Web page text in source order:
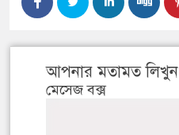
আপনার মতামত লিখুন
মেসেজ বক্স